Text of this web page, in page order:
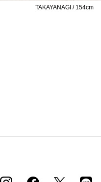
TAKAYANAGI / 154cm